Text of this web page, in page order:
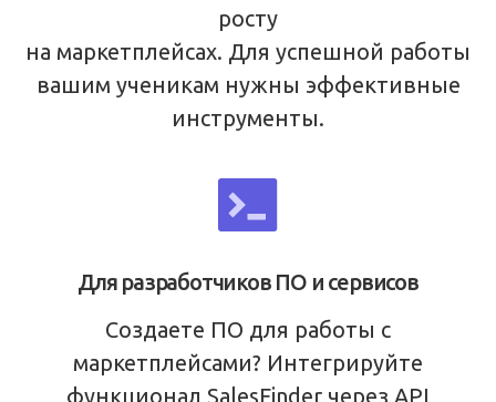
росту
на маркетплейсах. Для успешной работы
вашим ученикам нужны эффективные
инструменты.
Для разработчиков ПО и сервисов
Создаете ПО для работы с
маркетплейсами? Интегрируйте
функционал SalesFinder через API